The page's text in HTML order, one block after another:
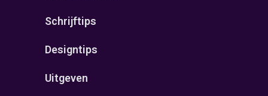
Schrijftips
Designtips
Uitgeven